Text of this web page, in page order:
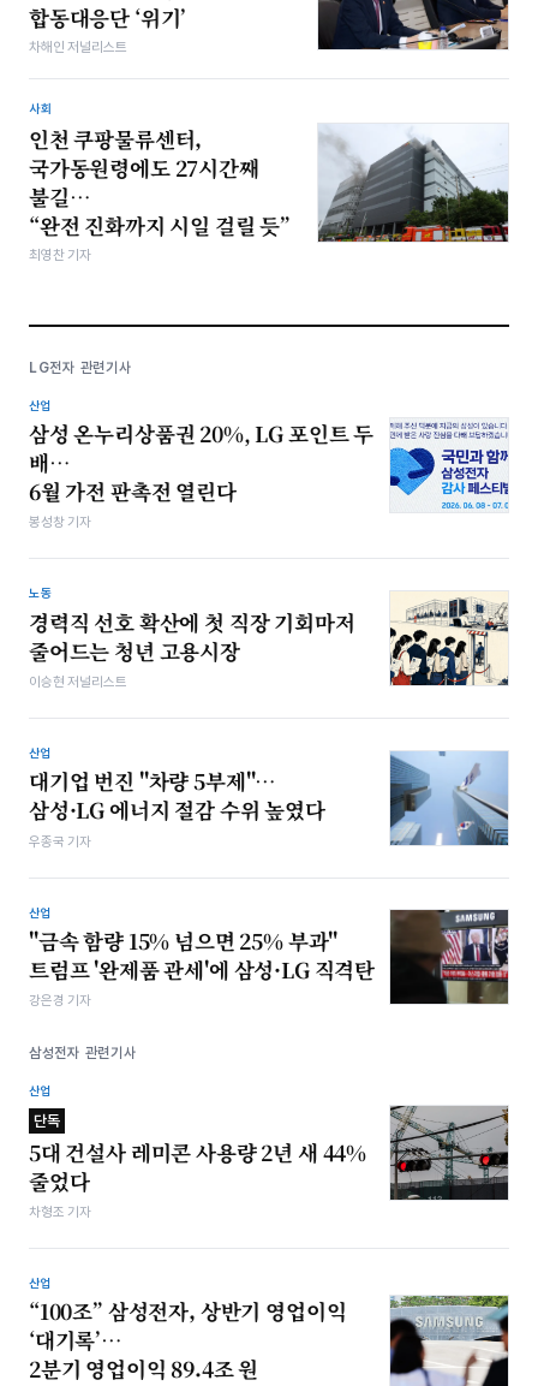
합동대응단 ‘위기’
차해인 저널리스트
사회
인천 쿠팡물류센터,
국가동원령에도 27시간째
불길…
“완전 진화까지 시일 걸릴 듯”
최영찬 기자
LG전자 관련기사
산업
삼성 온누리상품권 20%, LG 포인트 두
배…
6월 가전 판촉전 열린다
봉성창 기자
노동
경력직 선호 확산에 첫 직장 기회마저
줄어드는 청년 고용시장
이승현 저널리스트
산업
대기업 번진 "차량 5부제"…
삼성·LG 에너지 절감 수위 높였다
우종국 기자
산업
"금속 함량 15% 넘으면 25% 부과"
트럼프 '완제품 관세'에 삼성·LG 직격탄
강은경 기자
삼성전자 관련기사
산업
단독
5대 건설사 레미콘 사용량 2년 새 44%
줄었다
차형조 기자
산업
“100조” 삼성전자, 상반기 영업이익
‘대기록’…
2분기 영업이익 89.4조 원